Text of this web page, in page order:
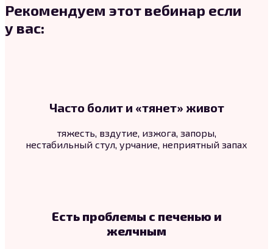
Рекомендуем этот вебинар если
у вас:
Часто болит и «тянет» живот
тяжесть, вздутие, изжога, запоры,
нестабильный стул, урчание, неприятный запах
Есть проблемы с печенью и
желчным